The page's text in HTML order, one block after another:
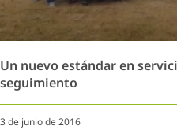
Un nuevo estándar en
seguimiento
3 de junio de 2016